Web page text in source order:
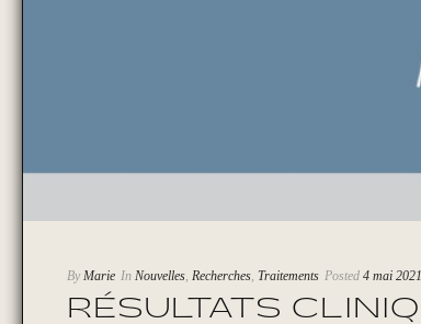
By Marie In Nouvelles Recherches Traitements Posted 4 mai 2021
RÉSULTATS